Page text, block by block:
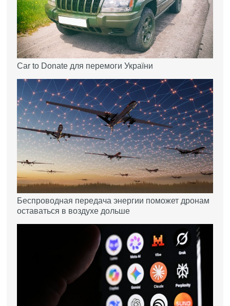
Car to Donate для перемоги України
Беспроводная передача энергии поможет дронам
оставаться в воздухе дольше